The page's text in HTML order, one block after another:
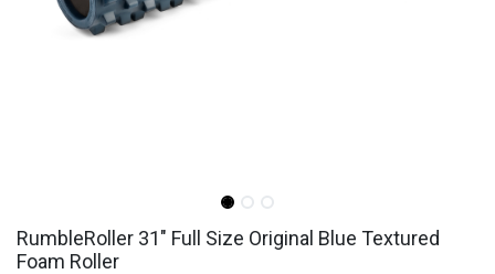
RumbleRoller 31" Full Size Original Blue Textured
Foam Roller